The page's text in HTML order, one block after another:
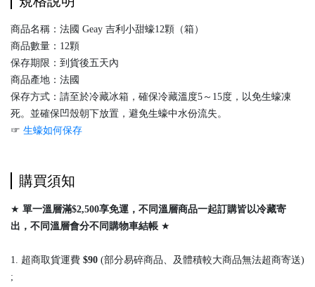
商品名稱：法國 Geay 吉利小甜蠔12顆（箱）
商品數量：12顆
保存期限：到貨後五天內
商品產地：法國
保存方式：請至於冷藏冰箱，確保冷藏溫度5～15度，以免生蠔凍
死。並確保凹殼朝下放置，避免生蠔中水份流失。
☞ 生蠔如何保存
購買須知
★ 單一溫層滿$2,500享免運，不同溫層商品一起訂購皆以冷藏寄
出， 不同溫層會分不同購物車結帳 ★
1. 超商取貨運費 $90 (部分易碎商品、及體積較大商品無法超商寄送)
;